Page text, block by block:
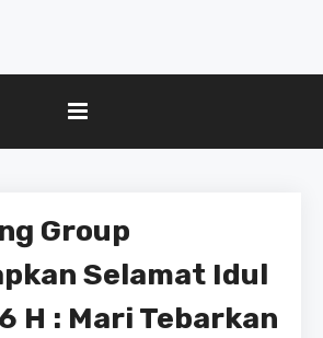
Group
Selamat Idul
H : Mari Tebarkan